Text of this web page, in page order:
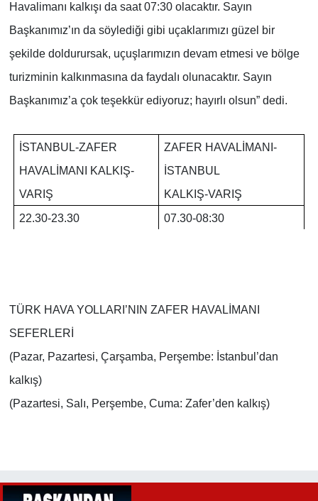
Havalimanı kalkışı da saat 07:30 olacaktır. Sayın
Başkanımız’ın da söylediği gibi uçaklarımızı güzel bir
şekilde doldurursak, uçuşlarımızın devam etmesi ve bölge
turizminin kalkınmasına da faydalı olunacaktır. Sayın
Başkanımız’a çok teşekkür ediyoruz; hayırlı olsun” dedi.
İSTANBUL-ZAFER
HAVALİMANI KALKIŞ-
VARIŞ
ZAFER HAVALİMANI-
İSTANBUL
KALKIŞ-VARIŞ
22.30-23.30
07.30-08:30
TÜRK HAVA YOLLARI’NIN ZAFER HAVALİMANI
SEFERLERİ
(Pazar, Pazartesi, Çarşamba, Perşembe: İstanbul’dan
kalkış)
(Pazartesi, Salı, Perşembe, Cuma: Zafer’den kalkış)